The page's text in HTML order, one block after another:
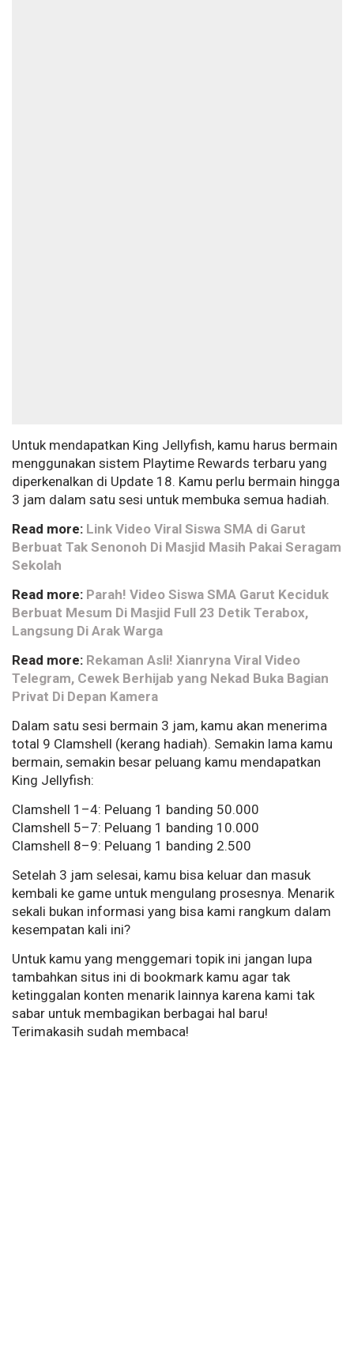
Untuk mendapatkan King Jellyfish, kamu harus bermain
menggunakan sistem Playtime Rewards terbaru yang
diperkenalkan di Update 18. Kamu perlu bermain hingga
3 jam dalam satu sesi untuk membuka semua hadiah.
Read more: Link Video Viral Siswa SMA di Garut
Berbuat Tak Senonoh Di Masjid Masih Pakai Seragam
Sekolah
Read more: Parah! Video Siswa SMA Garut Keciduk
Berbuat Mesum Di Masjid Full 23 Detik Terabox,
Langsung Di Arak Warga
Read more: Rekaman Asli! Xianryna Viral Video
Telegram, Cewek Berhijab yang Nekad Buka Bagian
Privat Di Depan Kamera
Dalam satu sesi bermain 3 jam, kamu akan menerima
total 9 Clamshell (kerang hadiah). Semakin lama kamu
bermain, semakin besar peluang kamu mendapatkan
King Jellyfish:
Clamshell 1–4: Peluang 1 banding 50.000
Clamshell 5–7: Peluang 1 banding 10.000
Clamshell 8–9: Peluang 1 banding 2.500
Setelah 3 jam selesai, kamu bisa keluar dan masuk
kembali ke game untuk mengulang prosesnya. Menarik
sekali bukan informasi yang bisa kami rangkum dalam
kesempatan kali ini?
Untuk kamu yang menggemari topik ini jangan lupa
tambahkan situs ini di bookmark kamu agar tak
ketinggalan konten menarik lainnya karena kami tak
sabar untuk membagikan berbagai hal baru!
Terimakasih sudah membaca!